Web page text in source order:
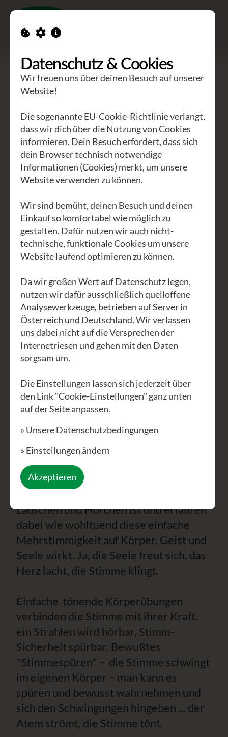
Atem - Körper - Stimme
Freier Atem - freie Stimme.
Archaische Gesänge
Spielerisch entdecken und entfalten wir
die persönliche AusdrucksKRAFT und
eigenen Stimme. Mit Atem- und
Körperübungen öffnen wir die
Resonanzäume, lösen Spannungen und
Beklemmungen, die das freudige Singen
oft behindern. Der Atem trägt die
Stimme, der Köper stützt sie. Behutsam
entdecken und entfalten wir so neue
stimmliche Möglichkeiten, die wir in
den einfachen, archaischen Gesängen
gleich zum Ausdruck bringen.
verschiedenen Kulturen, wie z.B. Yoik
der Samen aus dem hohen Norden,
manch georgisches Wiegen- oder
Schlaflied und natürlich auch Jodler,
denn gerade sie verlangen ein freies
Spiel mit den Höhen und Tiefen der
Stimme. Wir lernen wie wichtig das
Lauschen und Horchen ist und erfahren
dabei wie wohltuend diese einfache
Mehrstimmigkeit auf Körper, Geist und
Seele wirkt. Ja, die Seele freut sich, das
Herz lacht, die Stimme klingt.
Einfache tönende Körperübungen
verbinden die Stimme mit ihrer Kraft,
ein Strahlen wird hörbar, Stimm-
Sicherheit spürbar. Bewußtes
"Stimmespüren" – die Stimme schwingt
im eigenen Körper – man kann es
spüren und bewusst wahrnehmen und
sich den Schwingungen hingeben ... der
Atem strömt, die Stimme tönt.
Datenschutz & Cookies
Wir freuen uns über deinen Besuch auf unserer
Website!
Die sogenannte EU-Cookie-Richtlinie verlangt,
dass wir dich über die Nutzung von Cookies
informieren. Dein Besuch erfordert, dass sich
dein Browser technisch notwendige
Informationen (Cookies) merkt, um unsere
Website verwenden zu können.
Wir sind bemüht, deinen Besuch und deinen
Einkauf so komfortabel wie möglich zu
gestalten. Dafür nutzen wir auch nicht-
technische, funktionale Cookies um unsere
Website laufend optimieren zu können.
Da wir großen Wert auf Datenschutz legen,
nutzen wir dafür ausschließlich quelloffene
Analysewerkzeuge, betrieben auf Server in
Österreich und Deutschland. Wir verlassen
uns dabei nicht auf die Versprechen der
Internetriesen und gehen mit den Daten
sorgsam um.
Die Einstellungen lassen sich jederzeit über
den Link "Cookie-Einstellungen" ganz unten
auf der Seite anpassen.
» Unsere Datenschutzbedingungen
» Einstellungen ändern
Akzeptieren